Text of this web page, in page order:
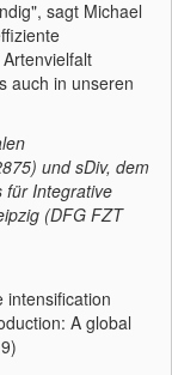
sagt Michael
auch in unseren
und sDiv, dem
für Integrative
(DFG FZT
intensification
A global